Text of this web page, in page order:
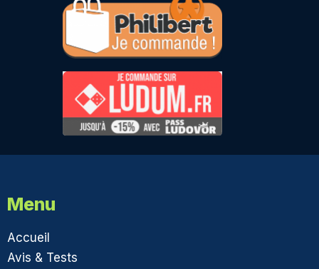
Menu
Accueil
Avis & Tests